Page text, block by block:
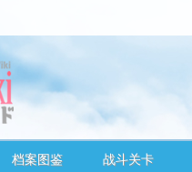
档案图鉴 战斗关卡